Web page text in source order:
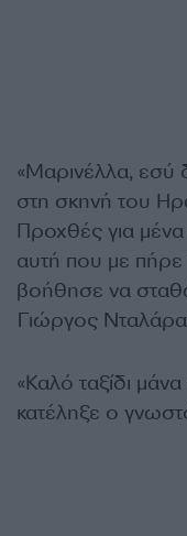
«Μαρινέλλα, εσύ
στη σκηνή του
Προχθές για
αυτή που με πήρε
βοήθησε να
Γιώργος
«Καλό ταξίδι
κατέληξε ο